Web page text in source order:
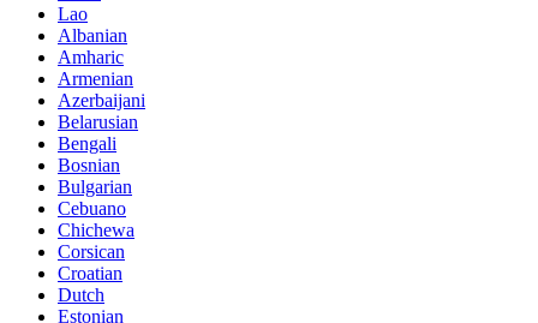
Lao
Albanian
Amharic
Armenian
Azerbaijani
Belarusian
Bengali
Bosnian
Bulgarian
Cebuano
Chichewa
Corsican
Croatian
Dutch
Estonian